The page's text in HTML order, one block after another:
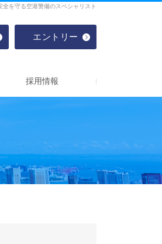
全を守る空港警備のスペシャリスト
～17:30／ 定休日 土・日・祝
エントリー
採用情報